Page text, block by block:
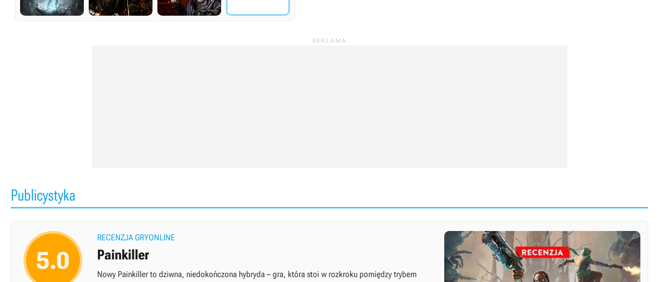
Publicystyka
5.0
RECENZJA GRYONLINE
Painkiller
Nowy Painkiller to dziwna, niedokończona hybryda – gra, która stoi w rozkroku pomiędzy trybem